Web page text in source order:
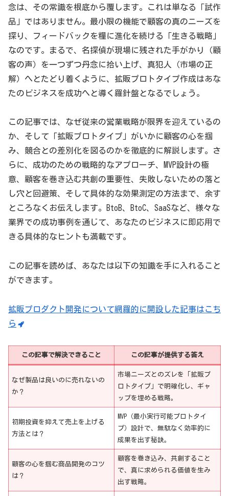
念は、その常識を根底から覆します。これは単なる「試作
品」ではありません。最小限の機能で顧客の真のニーズを
探り、フィードバックを糧に進化を続ける「生きる戦略」
なのです。まるで、名探偵が現場に残された手がかり（顧
客の声）を一つずつ丹念に拾い上げ、真犯人（市場の正
解）へとたどり着くように、拡販プロトタイプ作成はあな
たのビジネスを成功へと導く羅針盤となるでしょう。
この記事では、なぜ従来の営業戦略が限界を迎えているの
か、そして「拡販プロトタイプ」がいかに顧客の心を掴
み、競合との差別化を図るのかを徹底的に解説します。さ
らに、成功のための戦略的なアプローチ、MVP設計の極
意、顧客を巻き込む共創の重要性、失敗しないための落と
し穴と回避策、そして具体的な効果測定の方法まで、余す
ところなくお伝えします。BtoB、BtoC、SaaSなど、様々な
業界での成功事例を通じて、あなたのビジネスに即応用で
きる具体的なヒントも満載です。
この記事を読めば、あなたは以下の知識を手に入れること
ができます。
拡販プロダクト開発について網羅的に開設した記事はこち
ら
この記事で解決できること この記事が提供する答え
なぜ製品は良いのに売れないの
か？
市場ニーズとのズレを「拡販プ
ロトタイプ」で明確化し、ギャ
ップを埋める戦略。
初期投資を抑えて売上を上げる
方法とは？
MVP（最小実行可能プロトタイ
プ）設計で、無駄なく効率的に
成果を出す秘訣。
顧客の心を掴む商品開発のコツ
は？
顧客を巻き込み、共創すること
で、真に求められる価値を生み
出す戦略。